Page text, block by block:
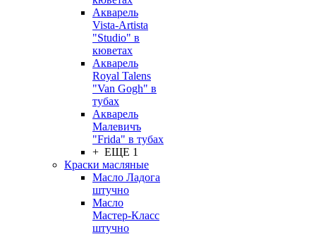
Акварель
Vista-Artista
"Studio" в
кюветах
Акварель
Royal Talens
"Van Gogh" в
тубах
Акварель
Малевичъ
"Frida" в тубах
+ ЕЩЕ 1
Краски масляные
Масло Ладога
штучно
Масло
Мастер-Класс
штучно